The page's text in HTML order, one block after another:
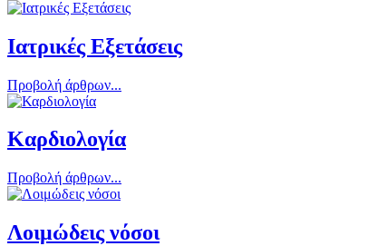
Ιατρικές Εξετάσεις
Προβολή άρθρων...
Καρδιολογία
Προβολή άρθρων...
Λοιμώδεις νόσοι